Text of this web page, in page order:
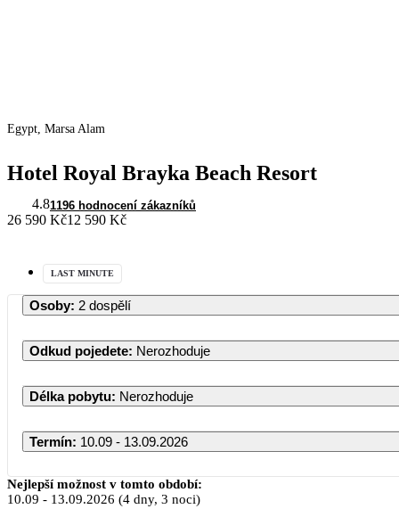
Egypt, Marsa Alam
Hotel Royal Brayka Beach Resort
4.81196 hodnocení zákazníků
26 590 Kč12 590 Kč
LAST MINUTE
Osoby: 2 dospělí
Odkud pojedete: Nerozhoduje
Délka pobytu: Nerozhoduje
Termín: 10.09 - 13.09.2026
Nejlepší možnost v tomto období:
10.09 - 13.09.2026 (4 dny, 3 noci)